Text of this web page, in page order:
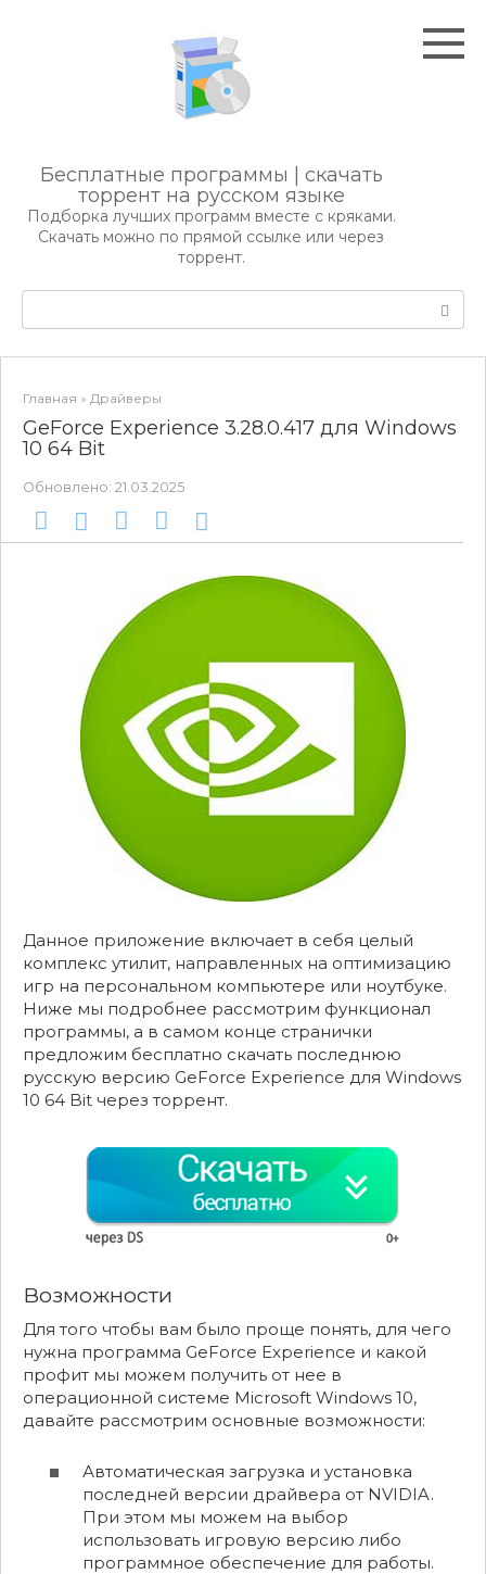
Бесплатные программы | скачать
торрент на русском языке
Подборка лучших программ вместе с кряками.
Скачать можно по прямой ссылке или через
торрент.
Главная » Драйверы
GeForce Experience 3.28.0.417 для Windows
10 64 Bit
Обновлено: 21.03.2025
Данное приложение включает в себя целый
комплекс утилит, направленных на оптимизацию
игр на персональном компьютере или ноутбуке.
Ниже мы подробнее рассмотрим функционал
программы, а в самом конце странички
предложим бесплатно скачать последнюю
русскую версию GeForce Experience для Windows
10 64 Bit через торрент.
Возможности
Для того чтобы вам было проще понять, для чего
нужна программа GeForce Experience и какой
профит мы можем получить от нее в
операционной системе Microsoft Windows 10,
давайте рассмотрим основные возможности:
Автоматическая загрузка и установка
последней версии драйвера от NVIDIA.
При этом мы можем на выбор
использовать игровую версию либо
программное обеспечение для работы.